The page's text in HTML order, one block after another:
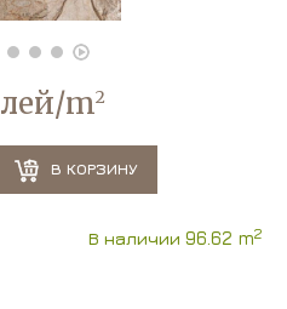
лей/m2
В КОРЗИНУ
В наличии 96.62 m2